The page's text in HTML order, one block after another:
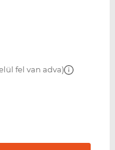
fel van adva)